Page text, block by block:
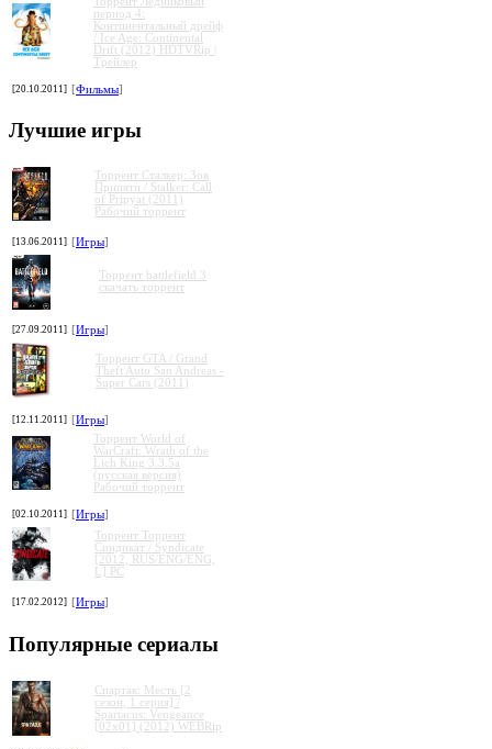
период 4:
Континентальный дрейф
/ Ice Age: Continental
Drift (2012) HDTVRip |
Трейлер
[20.10.2011] [Фильмы]
Лучшие игры
Торрент Сталкер: Зов
Припяти / Stalker: Call
of Pripyat (2011)
Рабочий торрент
[13.06.2011] [Игры]
Торрент battlefield 3
скачать торрент
[27.09.2011] [Игры]
Торрент GTA / Grand
Theft Auto San Andreas -
Super Cars (2011)
[12.11.2011] [Игры]
Торрент World of
WarCraft: Wrath of the
Lich King 3.3.5a
(русская версия)
Рабочий торрент
[02.10.2011] [Игры]
Торрент Торрент
Cиндикат / Syndicate
[2012, RUS/ENG/ENG,
L] PC
[17.02.2012] [Игры]
Популярные сериалы
Спартак: Месть [2
сезон, 1 серия] /
Spartacus: Vengeance
[02x01] (2012) WEBRip